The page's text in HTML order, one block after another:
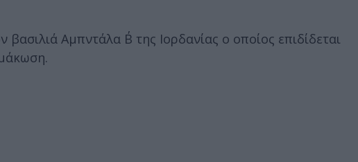
Αμπντάλα Β΄ της Ιορδανίας ο οποίος επιδίδεται